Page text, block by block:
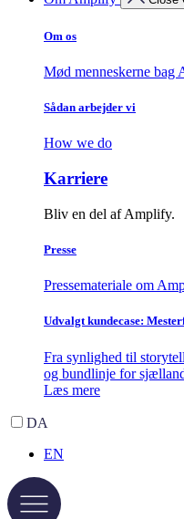
Om os
Mød menneskerne bag
Sådan arbejder vi
How we do
Karriere
Bliv en del af Amplify.
Presse
Pressemateriale om
Udvalgt kundecase:
Fra synlighed til
og bundlinje for
Læs mere
DA
EN